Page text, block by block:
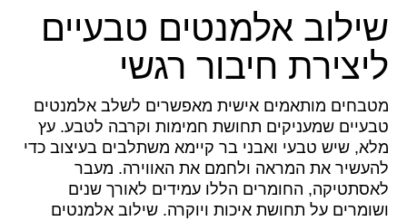
שילוב אלמנטים טבעיים
ליצירת חיבור רגשי
מטבחים מותאמים אישית מאפשרים לשלב אלמנטים
טבעיים שמעניקים תחושת חמימות וקרבה לטבע. עץ
מלא, שיש טבעי ואבני בר קיימא משתלבים בעיצוב כדי
להעשיר את המראה ולחמם את האווירה. מעבר
לאסתטיקה, החומרים הללו עמידים לאורך שנים
ושומרים על תחושת איכות ויוקרה. שילוב אלמנטים